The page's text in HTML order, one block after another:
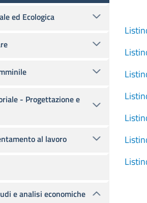
ed Ecologica
- Progettazione e
al lavoro
e analisi economiche